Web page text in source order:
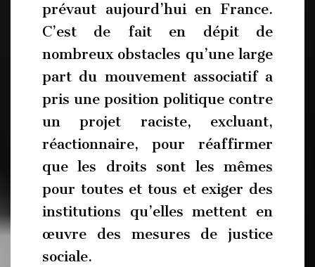
prévaut aujourd’hui en France.
C’est de fait en dépit de
nombreux obstacles qu’une large
part du mouvement associatif a
pris une position politique contre
un projet raciste, excluant,
réactionnaire, pour réaffirmer
que les droits sont les mêmes
pour toutes et tous et exiger des
institutions qu’elles mettent en
œuvre des mesures de justice
sociale.